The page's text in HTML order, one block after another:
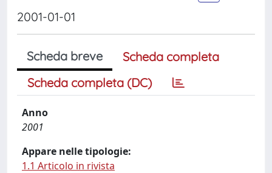
2001-01-01
Scheda breve
Scheda completa
Scheda completa (DC)
Anno
2001
Appare nelle tipologie:
1.1 Articolo in rivista